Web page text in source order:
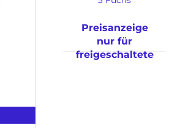
Preisanzeige
nur für
freigeschaltete